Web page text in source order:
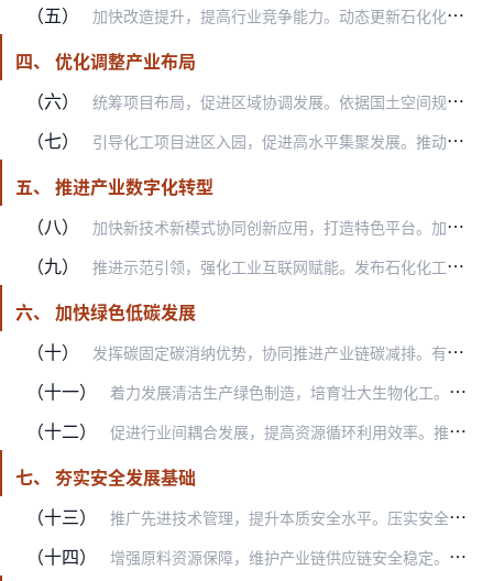
（五） 加快改造提升，提高行业竞争能力。动态更新石化化工行业鼓励推广应用的技术和产品目录，鼓励利用先进适用技术实施安全、节能、减排、低碳等改造，推进智能制造。引导烯烃原…
四、 优化调整产业布局
（六）
统筹项目布局，促进区域协调发展。依据国土空间规划、生态环境分区管控和国家重大战略安排，统筹重大项目布局，推进新建石化化工项目向原料及清洁能源匹配度好、环境容量富…
（七） 引导化工项目进区入园，促进高水平集聚发展。推动化工园区规范化发展，依法依规利用综合标准倒逼园区防范化解安全环境风险，加快园区污染防治等基础设施建设，加强园区污水…
五、 推进产业数字化转型
（八）
加快新技术新模式协同创新应用，打造特色平台。加快5G、大数据、人工智能等新一代信息技术与石化化工行业融合，不断增强化工过程数据获取能力，丰富企业生产管理、工艺控…
（九） 推进示范引领，强化工业互联网赋能。发布石化化工行业智能制造标准体系建设指南，编制智能工厂、智慧园区等标准。针对行业特点，建设并遴选一批数字化车间、智能工厂、智慧…
六、 加快绿色低碳发展
（十）
发挥碳固定碳消纳优势，协同推进产业链碳减排。有序推动石化化工行业重点领域节能降碳，提高行业能效水平。拟制高碳产品目录，稳妥调控部分高碳产品出口。提升中低品位热能…
（十一） 着力发展清洁生产绿色制造，培育壮大生物化工。滚动开展绿色工艺、绿色产品、绿色工厂、绿色供应链和绿色园区认定，构建全生命周期绿色制造体系。鼓励企业采用清洁生产技术…
（十二） 促进行业间耦合发展，提高资源循环利用效率。推动石化化工与建材、冶金、节能环保等行业耦合发展，提高磷石膏、钛石膏、氟石膏、脱硫石膏等工业副产石膏、电石渣、碱渣、粉…
七、 夯实安全发展基础
（十三）
推广先进技术管理，提升本质安全水平。压实安全生产主体责任，推进实施责任关怀，支持企业、园区提高精细化运行管理水平，建立健全健康安全环境（HSE）管理体系、安全风…
（十四） 增强原料资源保障，维护产业链供应链安全稳定。拓展石化原料供给渠道，构建国内基础稳固、国际多元稳定的供给体系，适度增加轻质低碳富氢原料进口。按照市场化原则，推进国…